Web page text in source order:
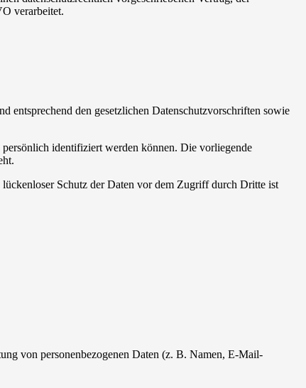
verarbeitet.
entsprechend den gesetzlichen Datenschutzvorschriften sowie
persönlich identifiziert werden können. Die vorliegende
Schutz der Daten vor dem Zugriff durch Dritte ist
von personenbezogenen Daten (z. B. Namen, E-Mail-